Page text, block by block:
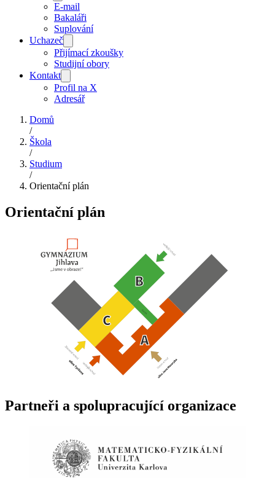
E-mail
Bakaláři
Suplování
Uchazeč
Přijímací zkoušky
Studijní obory
Kontakt
Profil na X
Adresář
Domů
/
Škola
/
Studium
/
Orientační plán
Orientační plán
Partneři a spolupracující organizace